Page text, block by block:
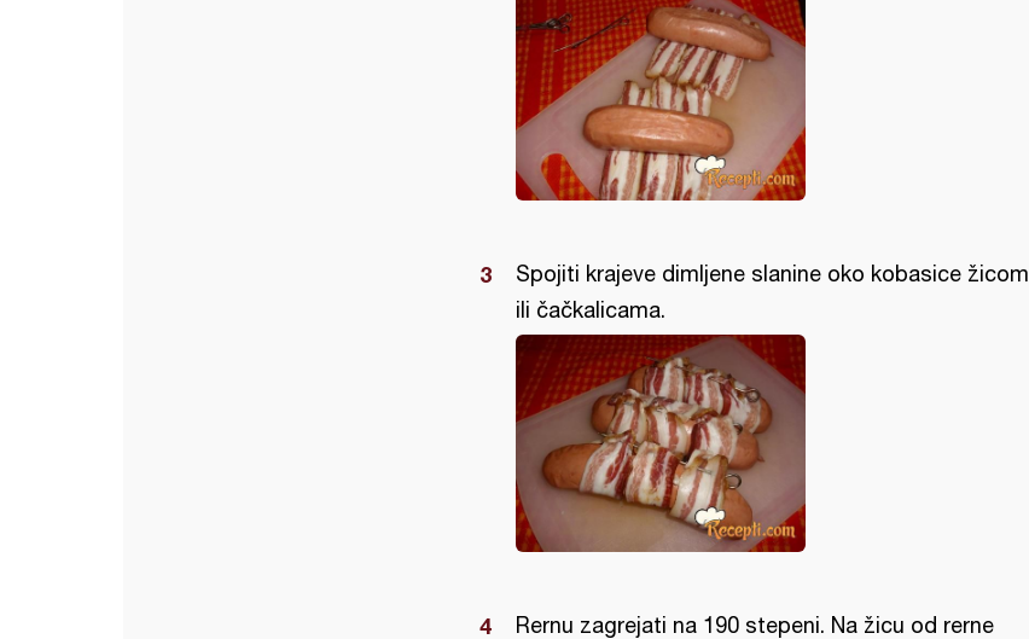
Spojiti krajeve dimljene slanine oko kobasice žicom
ili čačkalicama.
Rernu zagrejati na 190 stepeni. Na žicu od rerne